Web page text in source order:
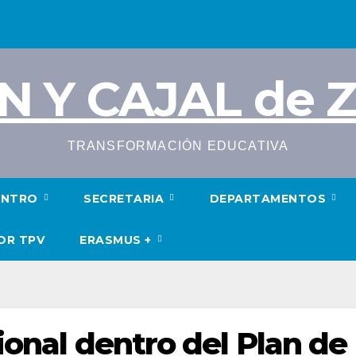
Y CAJAL de
TRANSFORMACIÓN EDUCATIVA
SECRETARIA DEPARTAMENTOS
TPV ERASMUS +
dentro del Plan de